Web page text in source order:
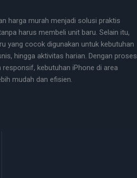
harga murah menjadi solusi praktis
harus membeli unit baru. Selain itu,
yang cocok digunakan untuk kebutuhan
hingga aktivitas harian. Dengan proses
kebutuhan iPhone di area
mudah dan efisien.